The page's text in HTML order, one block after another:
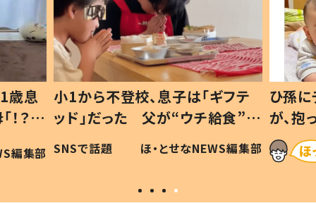
フテ
食”を
編集部
ひ孫にデレデレな80歳じいじ
が、抱っこすると…ひ孫の反応に
「涙が出ました」「可愛くて仕方な
い」
ほ・とせなNEWS編集部